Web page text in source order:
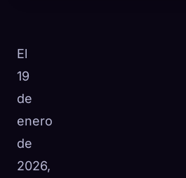
El
19
de
enero
de
2026,